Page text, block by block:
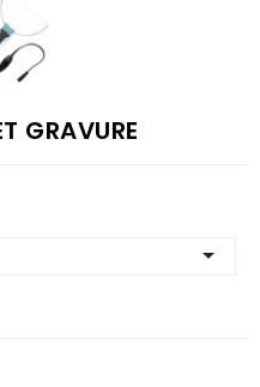
GRAVURE
